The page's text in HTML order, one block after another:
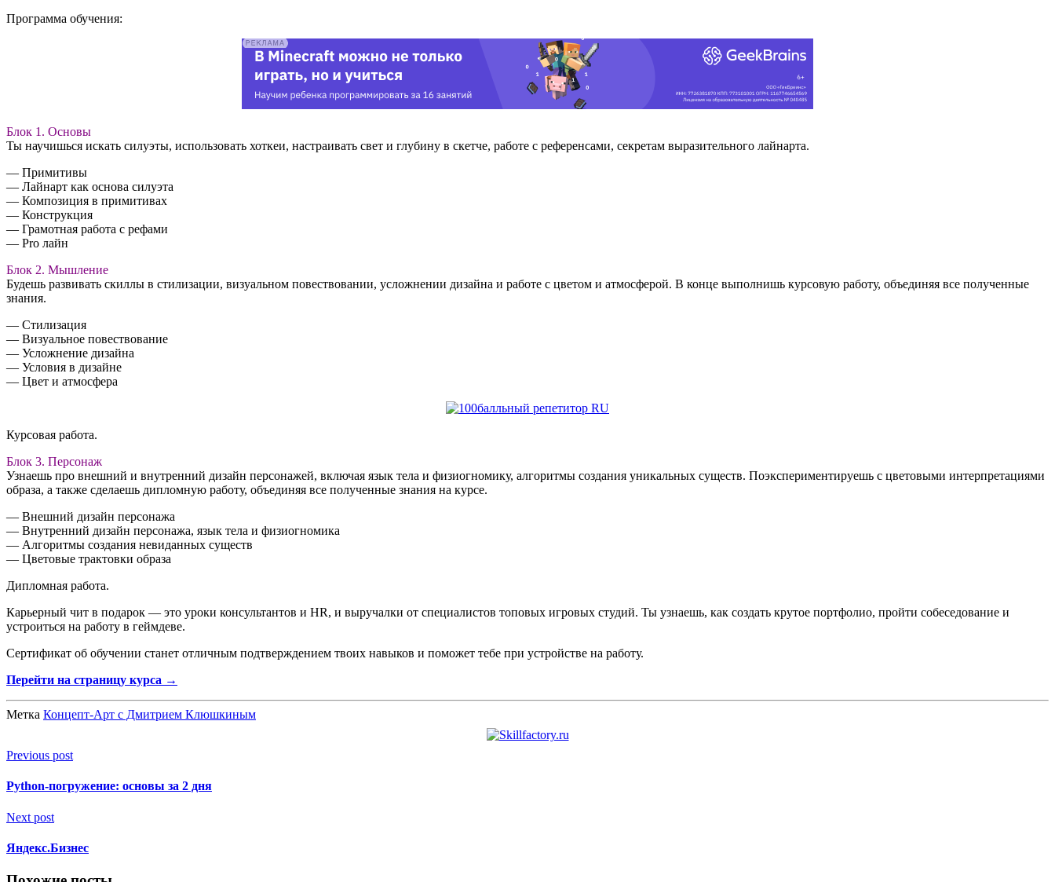
Программа обучения:
Блок 1. Основы
Ты научишься искать силуэты, использовать хоткеи, настраивать свет и глубину в скетче, работе с референсами, секретам выразительного лайнарта.
— Примитивы
— Лайнарт как основа силуэта
— Композиция в примитивах
— Конструкция
— Грамотная работа с рефами
— Pro лайн
Блок 2. Мышление
Будешь развивать скиллы в стилизации, визуальном повествовании, усложнении дизайна и работе с цветом и атмосферой. В конце выполнишь курсовую работу, объединяя все полученные
знания.
— Стилизация
— Визуальное повествование
— Усложнение дизайна
— Условия в дизайне
— Цвет и атмосфера
Курсовая работа.
Блок 3. Персонаж
Узнаешь про внешний и внутренний дизайн персонажей, включая язык тела и физиогномику, алгоритмы создания уникальных существ. Поэкспериментируешь с цветовыми интерпретациями
образа, а также сделаешь дипломную работу, объединяя все полученные знания на курсе.
— Внешний дизайн персонажа
— Внутренний дизайн персонажа, язык тела и физиогномика
— Алгоритмы создания невиданных существ
— Цветовые трактовки образа
Дипломная работа.
Карьерный чит в подарок — это уроки консультантов и HR, и выручалки от специалистов топовых игровых студий. Ты узнаешь, как создать крутое портфолио, пройти собеседование и
устроиться на работу в геймдеве.
Сертификат об обучении станет отличным подтверждением твоих навыков и поможет тебе при устройстве на работу.
Перейти на страницу курса →
Метка Концепт-Арт с Дмитрием Клюшкиным
Previous post
Python-погружение: основы за 2 дня
Next post
Яндекс.Бизнес